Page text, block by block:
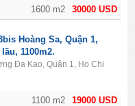
30000 USD
1600 m2
19000 USD
1100 m2
Hoàng Sa, Quận 1,
1100m2.
Đa Kao, Quận 1, Ho Chi